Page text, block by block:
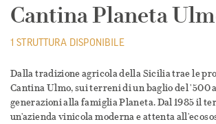
Cantina Planeta
1 STRUTTURA DISPONIBILE
Dalla tradizione agricola della Sicilia trae le
Cantina Ulmo, sui terreni di un baglio del '500
generazioni alla famiglia Planeta. Dal 1985 il
un'azienda vinicola moderna e attenta